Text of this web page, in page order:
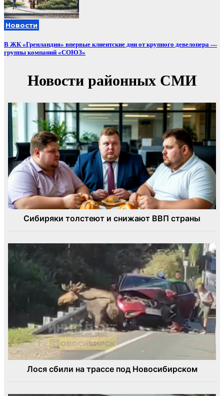
Новости
В ЖК «Гренландия» впервые клиентские дни от крупного девелопера —
группы компаний «СОЮЗ»